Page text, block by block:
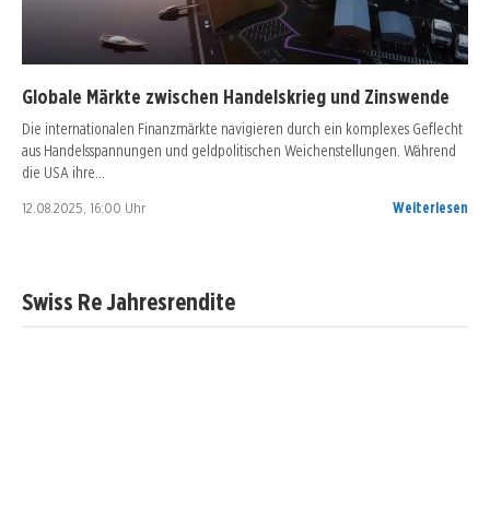
Globale Märkte zwischen Handelskrieg und Zinswende
Die internationalen Finanzmärkte navigieren durch ein komplexes Geflecht
aus Handelsspannungen und geldpolitischen Weichenstellungen. Während
die USA ihre…
12.08.2025, 16:00 Uhr Weiterlesen
Swiss Re Jahresrendite